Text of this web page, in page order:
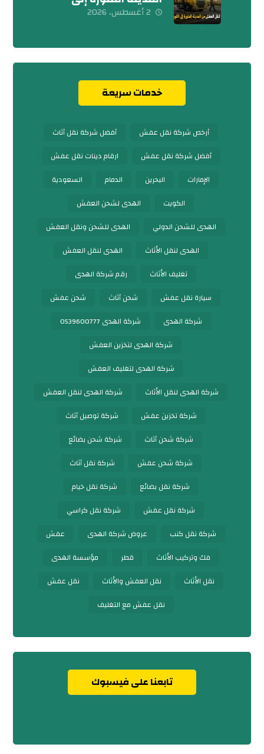
الكويت 0539600777
2 أغسطس، 2026
خدمات سريعة
أرخص شركة نقل عفش
أفضل شركة نقل أثاث
أفضل شركة نقل عفش
ارقام دينات نقل عفش
الإمارات
البحرين الدمام
السعودية
الكويت
الهدى لشحن العفش
الهدى للشحن الدولي
الهدى للشحن ونقل العفش
الهدى لنقل الأثاث
الهدى لنقل العفش
تغليف الأثاث
رقم شركة الهدى
سيارة نقل عفش
شحن أثاث
شحن عفش
شركة الهدى
شركة الهدى 0539600777
شركة الهدى لتخزين العفش
شركة الهدى لتغليف العفش
شركة الهدى لنقل الأثاث
شركة الهدى لنقل العفش
شركة تخزين عفش
شركة توصيل أثاث
شركة شحن أثاث
شركة شحن بضائع
شركة شحن عفش
شركة نقل أثاث
شركة نقل بضائع
شركة نقل خيام
شركة نقل عفش
شركة نقل كراسي
شركة نقل كنب
عروض شركة الهدى
عفش
فك وتركيب الأثاث
قطر
مؤسسة الهدى
نقل الأثاث
نقل العفش والأثاث
نقل عفش
نقل عفش مع التغليف
تابعنا على فيسبوك